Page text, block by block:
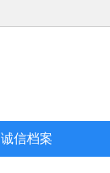
诚信档案